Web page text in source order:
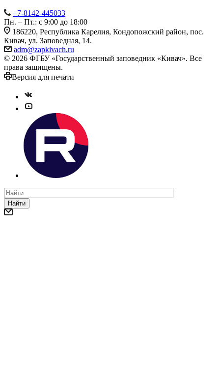
+7-8142-445033
Пн. – Пт.: с 9:00 до 18:00
186220, Республика Карелия, Кондопожский район, пос.
Кивач, ул. Заповедная, 14.
adm@zapkivach.ru
© 2026 ФГБУ «Государственный заповедник «Кивач». Все
права защищены.
Версия для печати
Найти